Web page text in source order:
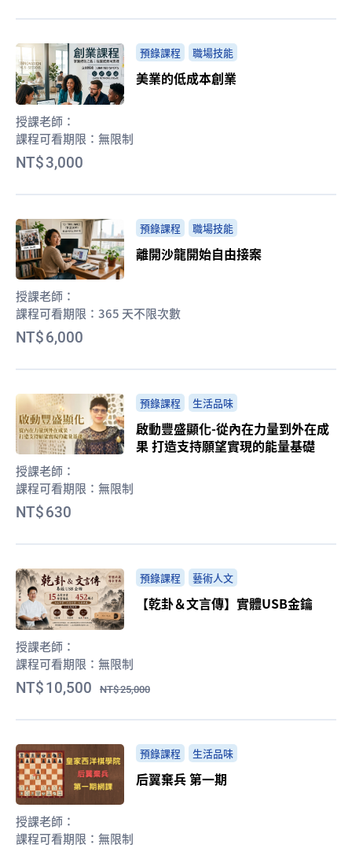
預錄課程 職場技能
美業的低成本創業
授課老師：
課程可看期限： 無限制
3,000
預錄課程 職場技能
離開沙龍開始自由接案
授課老師：
課程可看期限： 365 天不限次數
6,000
預錄課程 生活品味
啟動豐盛顯化-從內在力量到外在成
果 打造支持願望實現的能量基礎
授課老師：
課程可看期限： 無限制
630
預錄課程 藝術人文
【乾卦＆文言傳】實體USB金鑰
授課老師：
課程可看期限： 無限制
10,500 25,000
預錄課程 生活品味
后翼棄兵 第一期
授課老師：
課程可看期限： 無限制